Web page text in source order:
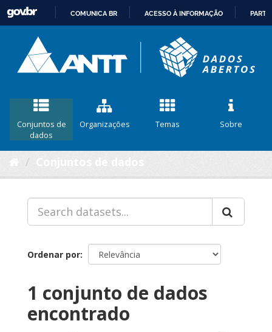
CONTEÚDO
COMUNICA BR ACESSO À INFORMAÇÃO
Conjuntos de
dados
Organizações Temas Sobre
Ordenar por
1 conjunto de dados
encontrado